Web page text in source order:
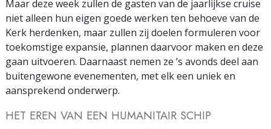
Maar deze week zullen de gasten van de jaarlijkse cruise
niet alleen hun eigen goede werken ten behoeve van de
Kerk herdenken, maar zullen zij doelen formuleren voor
toekomstige expansie, plannen daarvoor maken en deze
gaan uitvoeren. Daarnaast nemen ze ’s avonds deel aan
buitengewone evenementen, met elk een uniek en
aansprekend onderwerp.
HET EREN VAN EEN HUMANITAIR SCHIP